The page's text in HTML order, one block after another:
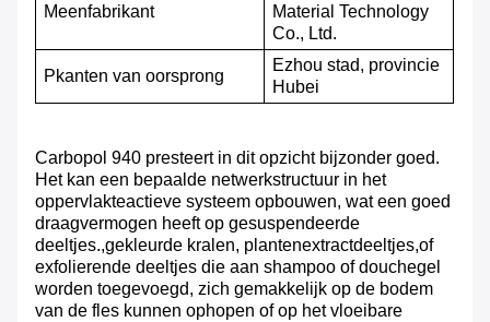
Meenfabrikant
Material Technology
Co., Ltd.
Pkanten van oorsprong
Ezhou stad, provincie
Hubei
Carbopol 940 presteert in dit opzicht bijzonder goed.
Het kan een bepaalde netwerkstructuur in het
oppervlakteactieve systeem opbouwen, wat een goed
draagvermogen heeft op gesuspendeerde
deeltjes.,gekleurde kralen, plantenextractdeeltjes,of
exfolierende deeltjes die aan shampoo of douchegel
worden toegevoegd, zich gemakkelijk op de bodem
van de fles kunnen ophopen of op het vloeibare